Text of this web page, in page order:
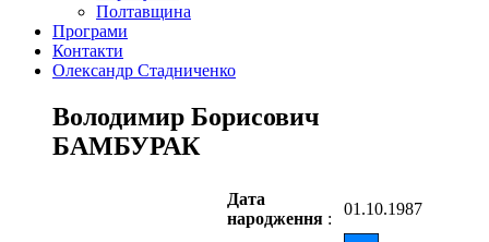
Полтавщина
Програми
Контакти
Олександр Стадниченко
Володимир Борисович
БАМБУРАК
Дата
народження :
01.10.1987